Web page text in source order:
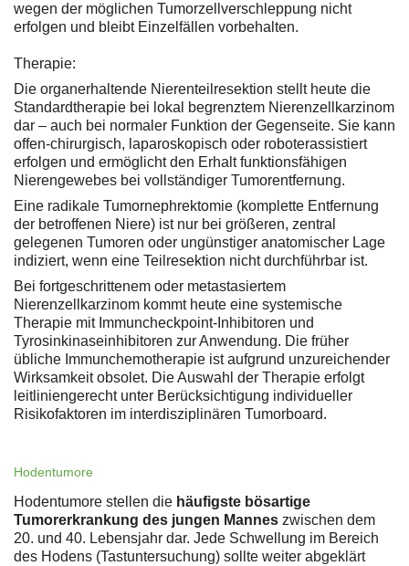
wegen der möglichen Tumorzellverschleppung nicht
erfolgen und bleibt Einzelfällen vorbehalten.
Therapie:
Die organerhaltende Nierenteilresektion stellt heute die
Standardtherapie bei lokal begrenztem Nierenzellkarzinom
dar – auch bei normaler Funktion der Gegenseite. Sie kann
offen-chirurgisch, laparoskopisch oder roboterassistiert
erfolgen und ermöglicht den Erhalt funktionsfähigen
Nierengewebes bei vollständiger Tumorentfernung.
Eine radikale Tumornephrektomie (komplette Entfernung
der betroffenen Niere) ist nur bei größeren, zentral
gelegenen Tumoren oder ungünstiger anatomischer Lage
indiziert, wenn eine Teilresektion nicht durchführbar ist.
Bei fortgeschrittenem oder metastasiertem
Nierenzellkarzinom kommt heute eine systemische
Therapie mit Immuncheckpoint-Inhibitoren und
Tyrosinkinaseinhibitoren zur Anwendung. Die früher
übliche Immunchemotherapie ist aufgrund unzureichender
Wirksamkeit obsolet. Die Auswahl der Therapie erfolgt
leitliniengerecht unter Berücksichtigung individueller
Risikofaktoren im interdisziplinären Tumorboard.
Hodentumore
Hodentumore stellen die häufigste bösartige
Tumorerkrankung des jungen Mannes zwischen dem
20. und 40. Lebensjahr dar. Jede Schwellung im Bereich
des Hodens (Tastuntersuchung) sollte weiter abgeklärt